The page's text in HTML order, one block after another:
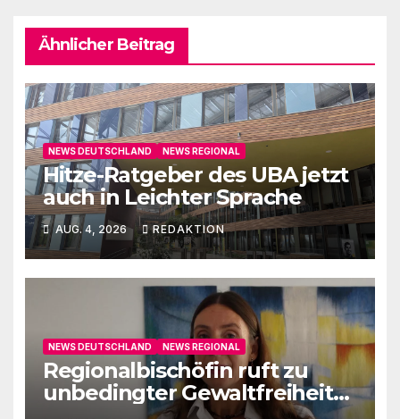
Ähnlicher Beitrag
NEWS DEUTSCHLAND NEWS REGIONAL
Hitze-Ratgeber des UBA jetzt
auch in Leichter Sprache
AUG. 4, 2026 REDAKTION
NEWS DEUTSCHLAND NEWS REGIONAL
Regionalbischöfin ruft zu
unbedingter Gewaltfreiheit